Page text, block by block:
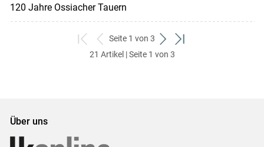
120 Jahre Ossiacher Tauern
zum
ersten
zurück
zum
Seite 1 von 3
weiter
zum
zum
21 Artikel | Seite 1 von 3
Über uns